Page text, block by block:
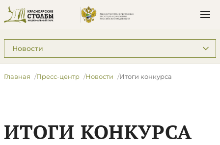
Подразделы: Пресс-центр
Главная Пресс-центр Новости Итоги конкурса
ИТОГИ КОНКУРСА